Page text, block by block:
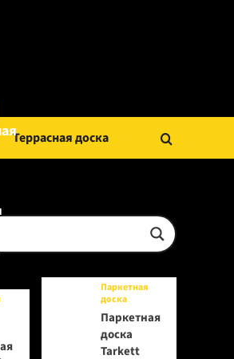
Террасная доска
Паркетная
доска
Паркетная
доска
Tarkett